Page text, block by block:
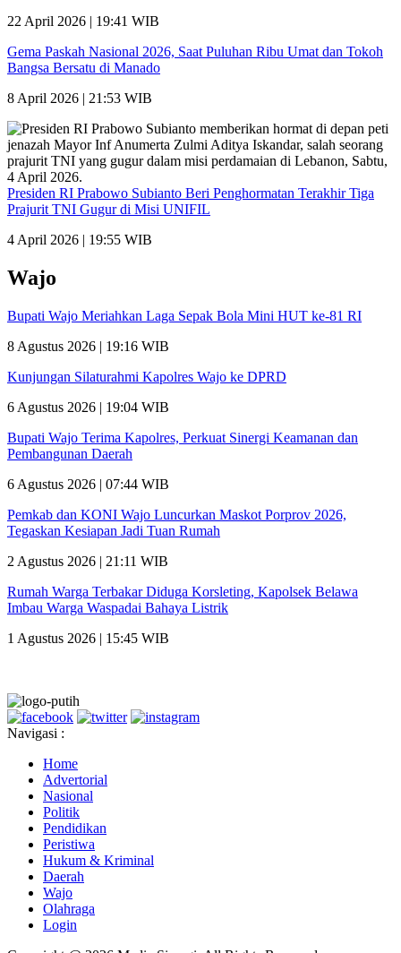
22 April 2026 | 19:41 WIB
Gema Paskah Nasional 2026, Saat Puluhan Ribu Umat dan Tokoh
Bangsa Bersatu di Manado
8 April 2026 | 21:53 WIB
Presiden RI Prabowo Subianto Beri Penghormatan Terakhir Tiga
Prajurit TNI Gugur di Misi UNIFIL
4 April 2026 | 19:55 WIB
Wajo
Bupati Wajo Meriahkan Laga Sepak Bola Mini HUT ke-81 RI
8 Agustus 2026 | 19:16 WIB
Kunjungan Silaturahmi Kapolres Wajo ke DPRD
6 Agustus 2026 | 19:04 WIB
Bupati Wajo Terima Kapolres, Perkuat Sinergi Keamanan dan
Pembangunan Daerah
6 Agustus 2026 | 07:44 WIB
Pemkab dan KONI Wajo Luncurkan Maskot Porprov 2026,
Tegaskan Kesiapan Jadi Tuan Rumah
2 Agustus 2026 | 21:11 WIB
Rumah Warga Terbakar Diduga Korsleting, Kapolsek Belawa
Imbau Warga Waspadai Bahaya Listrik
1 Agustus 2026 | 15:45 WIB
Navigasi :
Home
Advertorial
Nasional
Politik
Pendidikan
Peristiwa
Hukum & Kriminal
Daerah
Wajo
Olahraga
Login